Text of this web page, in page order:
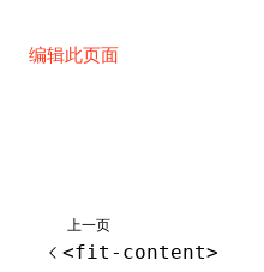
编辑此页面
上一页
<fit-content>